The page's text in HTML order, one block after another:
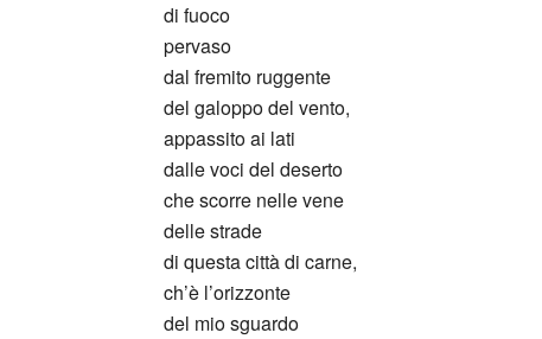
di fuoco
pervaso
dal fremito ruggente
del galoppo del vento,
appassito ai lati
dalle voci del deserto
che scorre nelle vene
delle strade
di questa città di carne,
ch’è l’orizzonte
del mio sguardo